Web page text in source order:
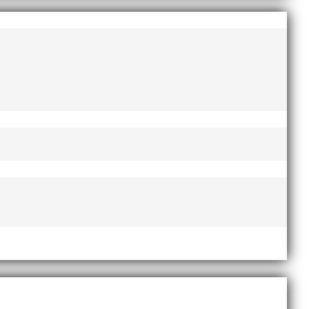
inomhus, dessutom sexa på VM inomhus och
fick ta emot priset ”Årets pulshöjare”,